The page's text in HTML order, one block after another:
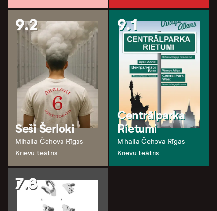
9.2
Seši Šerloki
Mihaila Čehova Rīgas
Krievu teātris
9.1
Centrālparka
Rietumi
Mihaila Čehova Rīgas
Krievu teātris
7.8